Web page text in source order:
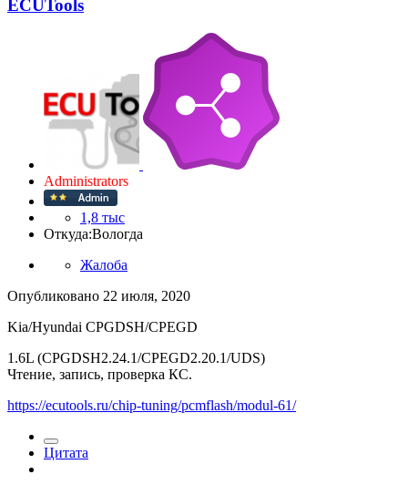
ECUTools
Administrators
1,8 тыс
Откуда:Вологда
Жалоба
Опубликовано 22 июля, 2020
Kia/Hyundai CPGDSH/CPEGD
1.6L (CPGDSH2.24.1/CPEGD2.20.1/UDS)
Чтение, запись, проверка КС.
https://ecutools.ru/chip-tuning/pcmflash/modul-61/
Цитата